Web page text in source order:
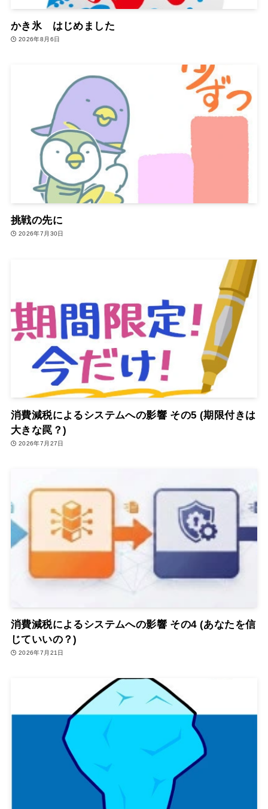
かき氷 はじめました
2026年8月6日
挑戦の先に
2026年7月30日
消費減税によるシステムへの影響 その5 (期限付きは
大きな罠？)
2026年7月27日
消費減税によるシステムへの影響 その4 (あなたを信
じていいの？)
2026年7月21日